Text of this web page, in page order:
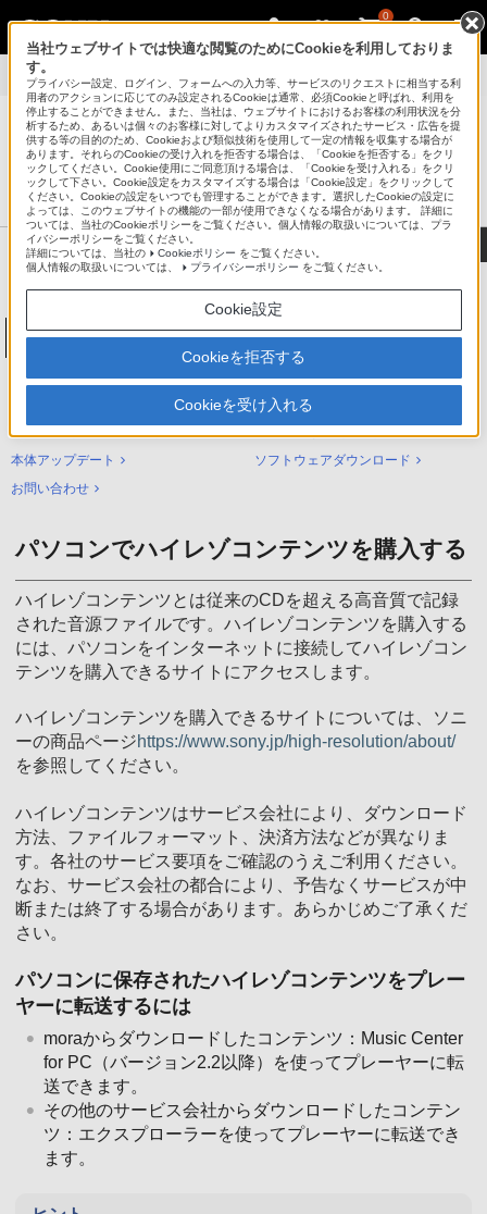
0
製品別サポート > NW-ZX500シリーズ > 使いかた
ポータブルオーディオプレーヤー ウォークマン®
サポート・お問い合わせ
NW-ZX500シリーズ
NW-ZX500シリーズ サポートトップ
使いかた（ヘルプガイド）
困ったときは（Q&A）
本体アップデート
ソフトウェアダウンロード
お問い合わせ
パソコンでハイレゾコンテンツを購入する
ハイレゾコンテンツとは従来のCDを超える高音質で記録
された音源ファイルです。ハイレゾコンテンツを購入する
には、パソコンをインターネットに接続してハイレゾコン
テンツを購入できるサイトにアクセスします。
ハイレゾコンテンツを購入できるサイトについては、ソニ
ーの商品ページhttps://www.sony.jp/high-resolution/about/
を参照してください。
ハイレゾコンテンツはサービス会社により、ダウンロード
方法、ファイルフォーマット、決済方法などが異なりま
す。各社のサービス要項をご確認のうえご利用ください。
なお、サービス会社の都合により、予告なくサービスが中
断または終了する場合があります。あらかじめご了承くだ
さい。
パソコンに保存されたハイレゾコンテンツをプレー
ヤーに転送するには
moraからダウンロードしたコンテンツ：Music Center
for PC（バージョン2.2以降）を使ってプレーヤーに転
送できます。
その他のサービス会社からダウンロードしたコンテン
ツ：エクスプローラーを使ってプレーヤーに転送でき
ます。
当社ウェブサイトでは快適な閲覧のためにCookieを利用しておりま
す。
プライバシー設定、ログイン、フォームへの入力等、サービスのリクエストに相当する利
用者のアクションに応じてのみ設定されるCookieは通常、必須Cookieと呼ばれ、利用を
停止することができません。また、当社は、ウェブサイトにおけるお客様の利用状況を分
析するため、あるいは個々のお客様に対してよりカスタマイズされたサービス・広告を提
供する等の目的のため、Cookieおよび類似技術を使用して一定の情報を収集する場合が
あります。それらのCookieの受け入れを拒否する場合は、「Cookieを拒否する」をクリ
ックしてください。Cookie使用にご同意頂ける場合は、「Cookieを受け入れる」をクリ
ックして下さい。Cookie設定をカスタマイズする場合は「Cookie設定」をクリックして
ください。Cookieの設定をいつでも管理することができます。選択したCookieの設定に
よっては、このウェブサイトの機能の一部が使用できなくなる場合があります。 詳細に
ついては、当社のCookieポリシーをご覧ください。個人情報の取扱いについては、プラ
イバシーポリシーをご覧ください。
詳細については、当社の
Cookieポリシー をご覧ください。
個人情報の取扱いについては、
プライバシーポリシー をご覧ください。
Cookie設定
Cookieを拒否する
Cookieを受け入れる